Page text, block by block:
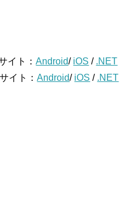
イト：Android/ iOS / .NET
イト：Android/ iOS / .NET